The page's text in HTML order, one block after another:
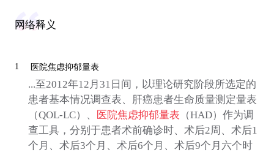
网络释义
1 医院焦虑抑郁量表
...至2012年12月31日间，以理论研究阶段所选定的
患者基本情况调查表、肝癌患者生命质量测定量表
（QOL-LC）、
医院焦虑抑郁量表 （HAD）作为调
查工具，分别于患者术前确诊时、术后2周、术后1
个月、术后3个月、术后6个月、术后9个月六个时